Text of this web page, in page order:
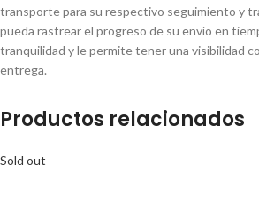
transporte para su respectivo seguimiento y
pueda rastrear el progreso de su envío en
tranquilidad y le permite tener una visibilidad
entrega.
Productos relacionados
Sold out